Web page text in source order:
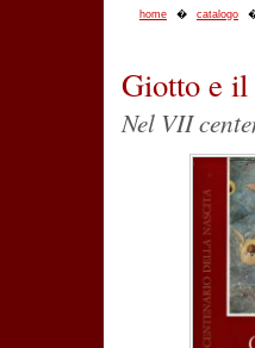
home catalogo
Giotto e
Nel VII